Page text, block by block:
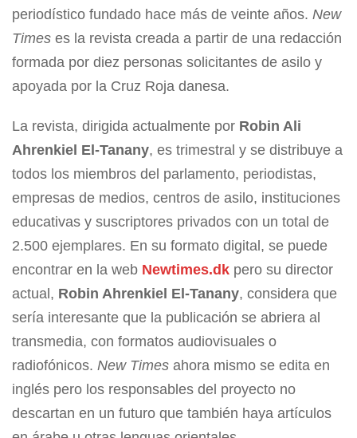
periodístico fundado hace más de veinte años. New
Times es la revista creada a partir de una redacción
formada por diez personas solicitantes de asilo y
apoyada por la Cruz Roja danesa.
La revista, dirigida actualmente por Robin Ali
Ahrenkiel El-Tanany, es trimestral y se distribuye a
todos los miembros del parlamento, periodistas,
empresas de medios, centros de asilo, instituciones
educativas y suscriptores privados con un total de
2.500 ejemplares. En su formato digital, se puede
encontrar en la web Newtimes.dk pero su director
actual, Robin Ahrenkiel El-Tanany, considera que
sería interesante que la publicación se abriera al
transmedia, con formatos audiovisuales o
radiofónicos. New Times ahora mismo se edita en
inglés pero los responsables del proyecto no
descartan en un futuro que también haya artículos